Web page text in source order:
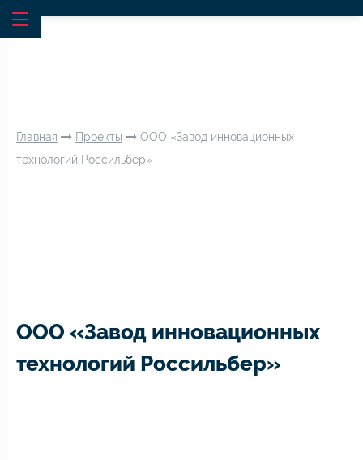
Главная Проекты
ООО «Завод инновационных
технологий Россильбер»
ООО «Завод инновационных
технологий Россильбер»